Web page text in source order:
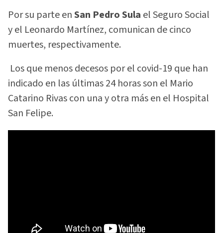
Por su parte enSan Pedro Sula el Seguro Social
y el Leonardo Martínez, comunican de cinco
muertes, respectivamente.
Los que menos decesos por el covid-19 que han
indicado en las últimas 24 horas son el Mario
Catarino Rivas con una y otra más en el Hospital
San Felipe.